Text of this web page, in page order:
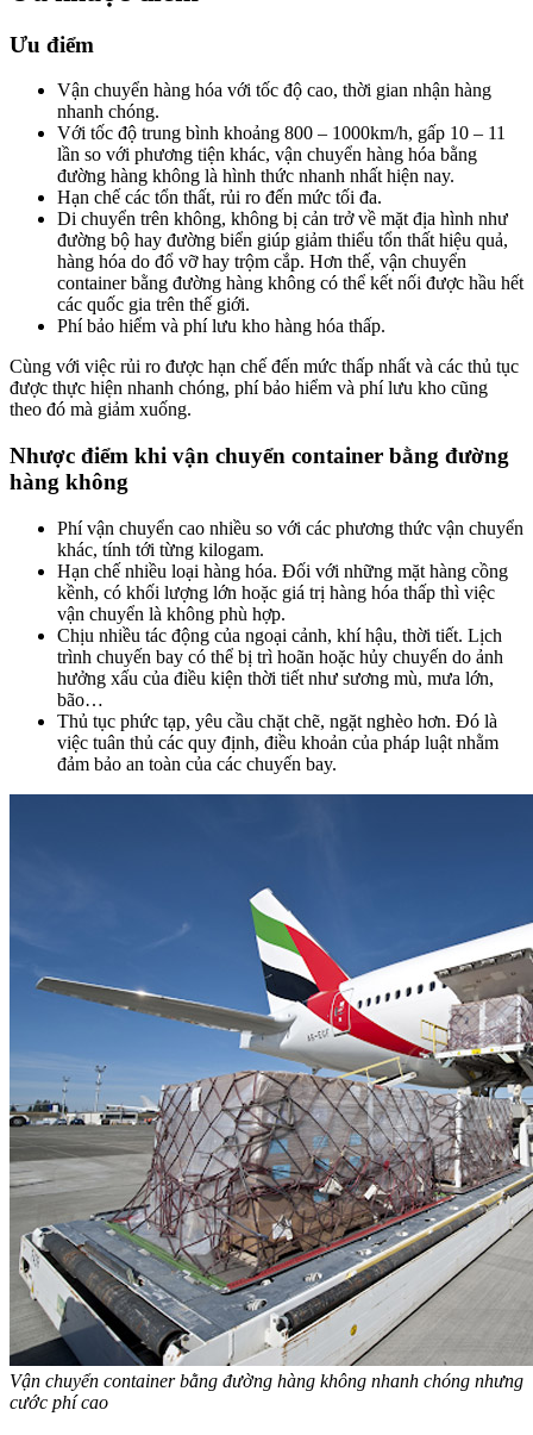
Ưu điểm
Vận chuyển hàng hóa với tốc độ cao, thời gian nhận hàng
nhanh chóng.
Với tốc độ trung bình khoảng 800 – 1000km/h, gấp 10 – 11
lần so với phương tiện khác, vận chuyển hàng hóa bằng
đường hàng không là hình thức nhanh nhất hiện nay.
Hạn chế các tổn thất, rủi ro đến mức tối đa.
Di chuyển trên không, không bị cản trở về mặt địa hình như
đường bộ hay đường biển giúp giảm thiểu tổn thất hiệu quả,
hàng hóa do đổ vỡ hay trộm cắp. Hơn thế, vận chuyển
container bằng đường hàng không có thể kết nối được hầu hết
các quốc gia trên thế giới.
Phí bảo hiểm và phí lưu kho hàng hóa thấp.
Cùng với việc rủi ro được hạn chế đến mức thấp nhất và các thủ tục
được thực hiện nhanh chóng, phí bảo hiểm và phí lưu kho cũng
theo đó mà giảm xuống.
Nhược điểm khi vận chuyển container bằng đường
hàng không
Phí vận chuyển cao nhiều so với các phương thức vận chuyển
khác, tính tới từng kilogam.
Hạn chế nhiều loại hàng hóa. Đối với những mặt hàng cồng
kềnh, có khối lượng lớn hoặc giá trị hàng hóa thấp thì việc
vận chuyển là không phù hợp.
Chịu nhiều tác động của ngoại cảnh, khí hậu, thời tiết. Lịch
trình chuyến bay có thể bị trì hoãn hoặc hủy chuyến do ảnh
hưởng xấu của điều kiện thời tiết như sương mù, mưa lớn,
bão…
Thủ tục phức tạp, yêu cầu chặt chẽ, ngặt nghèo hơn. Đó là
việc tuân thủ các quy định, điều khoản của pháp luật nhằm
đảm bảo an toàn của các chuyến bay.
Vận chuyển container bằng đường hàng không nhanh chóng nhưng
cước phí cao